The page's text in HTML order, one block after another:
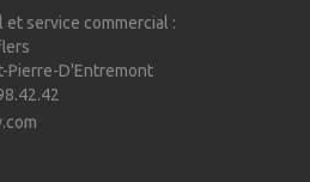
et service commercial :
Pierre-D'Entremont